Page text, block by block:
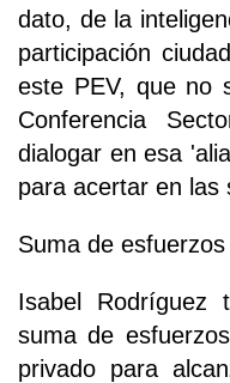
dato, de la
participación
este PEV, que no
Conferencia
dialogar en esa
para acertar en las
Suma de esfuerzos
Isabel Rodríguez
suma de
privado para